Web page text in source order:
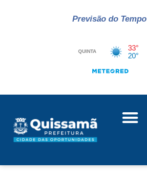
Previsão do Tempo